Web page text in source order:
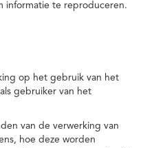
informatie te reproduceren.
op het gebruik van het
gebruiker van het
van de verwerking van
hoe deze worden